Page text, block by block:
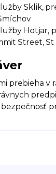
Sklik,
Hotjar,
Street,
prebieha v